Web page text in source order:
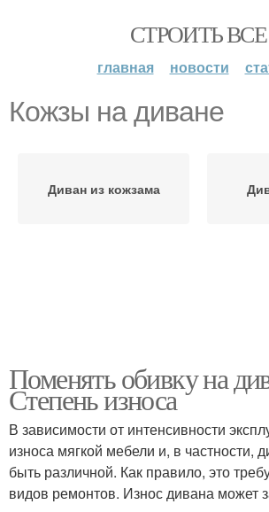
СТРОИТЬ ВСЕ
главная новости
Кожзы на диване
Диван из кожзама
Поменять обивку на
Степень износа
В зависимости от интенсивности
износа мягкой мебели и, в частности,
быть различной. Как правило, это
видов ремонтов. Износ дивана может